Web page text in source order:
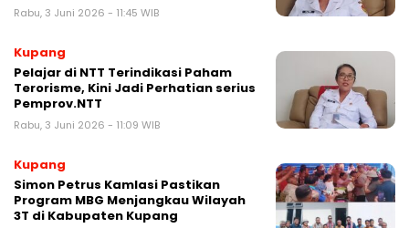
Rabu, 3 Juni 2026 - 11:45 WIB
Kupang
Pelajar di NTT Terindikasi Paham
Terorisme, Kini Jadi Perhatian serius
Pemprov.NTT
Rabu, 3 Juni 2026 - 11:09 WIB
Kupang
Simon Petrus Kamlasi Pastikan
Program MBG Menjangkau Wilayah
3T di Kabupaten Kupang